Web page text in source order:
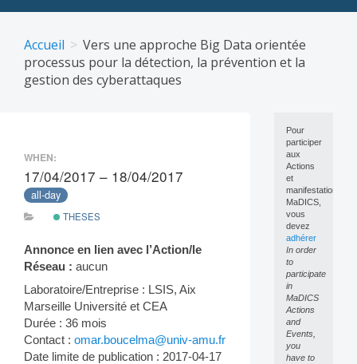
content
Accueil
Vers une approche Big Data orientée
processus pour la détection, la prévention et la
gestion des cyberattaques
WHEN:
17/04/2017 – 18/04/2017
all-day
THESES
Annonce en lien avec l’Action/le
Réseau : aucun
Laboratoire/Entreprise : LSIS, Aix
Marseille Université et CEA
Durée : 36 mois
Contact : omar.boucelma@univ-amu.fr
Date limite de publication : 2017-04-17
Pour
participer
aux
Actions
et
manifestations
MaDICS,
vous
devez
adhérer
In order
to
participate
in
MaDICS
Actions
and
Events,
you
have to